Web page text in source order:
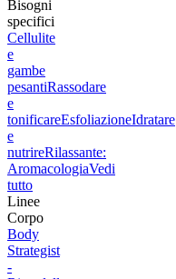
Bisogni
specifici
Cellulite
e
gambe
pesantiRassodare
e
tonificareEsfoliazioneIdratare
e
nutrireRilassante:
AromacologiaVedi
tutto
Linee
Corpo
Body
Strategist
-